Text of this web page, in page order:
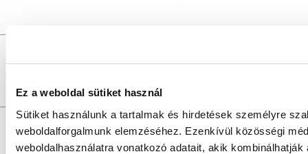
Ez a weboldal sütiket használ
Sütiket használunk a tartalmak és hirdetések személyre
weboldalforgalmunk elemzéséhez. Ezenkívül közösségi
weboldalhasználatra vonatkozó adatait, akik
Szerkesztők:SZABÓ SZILVIA, SZABADOS
Szerzői jogok:az oldal teljes tartalmát szerzői jog védi, bármiféle